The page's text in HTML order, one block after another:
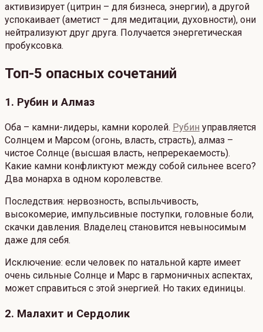
активизирует (цитрин – для бизнеса, энергии), а другой
успокаивает (аметист – для медитации, духовности), они
нейтрализуют друг друга. Получается энергетическая
пробуксовка.
Топ-5 опасных сочетаний
1. Рубин и Алмаз
Оба – камни-лидеры, камни королей. Рубин управляется
Солнцем и Марсом (огонь, власть, страсть), алмаз –
чистое Солнце (высшая власть, непререкаемость).
Какие камни конфликтуют между собой сильнее всего?
Два монарха в одном королевстве.
Последствия: нервозность, вспыльчивость,
высокомерие, импульсивные поступки, головные боли,
скачки давления. Владелец становится невыносимым
даже для себя.
Исключение: если человек по натальной карте имеет
очень сильные Солнце и Марс в гармоничных аспектах,
может справиться с этой энергией. Но таких единицы.
2. Малахит и Сердолик